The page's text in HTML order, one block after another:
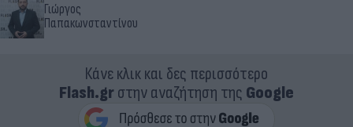
Γιώργος
Παπακωνσταντίνου
Κάνε κλικ και δες περισσότερο
Flash.grστην αναζήτηση της Google